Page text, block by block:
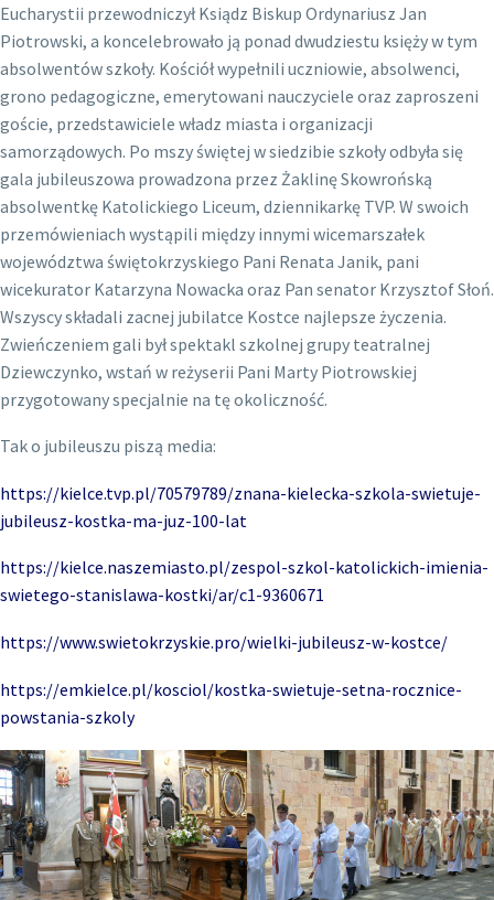
Eucharystii przewodniczył Ksiądz Biskup Ordynariusz Jan
Piotrowski, a koncelebrowało ją ponad dwudziestu księży w tym
absolwentów szkoły. Kościół wypełnili uczniowie, absolwenci,
grono pedagogiczne, emerytowani nauczyciele oraz zaproszeni
goście, przedstawiciele władz miasta i organizacji
samorządowych. Po mszy świętej w siedzibie szkoły odbyła się
gala jubileuszowa prowadzona przez Żaklinę Skowrońską
absolwentkę Katolickiego Liceum, dziennikarkę TVP. W swoich
przemówieniach wystąpili między innymi wicemarszałek
województwa świętokrzyskiego Pani Renata Janik, pani
wicekurator Katarzyna Nowacka oraz Pan senator Krzysztof Słoń.
Wszyscy składali zacnej jubilatce Kostce najlepsze życzenia.
Zwieńczeniem gali był spektakl szkolnej grupy teatralnej
Dziewczynko, wstań w reżyserii Pani Marty Piotrowskiej
przygotowany specjalnie na tę okoliczność.
Tak o jubileuszu piszą media:
https://kielce.tvp.pl/70579789/znana-kielecka-szkola-swietuje-
jubileusz-kostka-ma-juz-100-lat
https://kielce.naszemiasto.pl/zespol-szkol-katolickich-imienia-
swietego-stanislawa-kostki/ar/c1-9360671
https://www.swietokrzyskie.pro/wielki-jubileusz-w-kostce/
https://emkielce.pl/kosciol/kostka-swietuje-setna-rocznice-
powstania-szkoly